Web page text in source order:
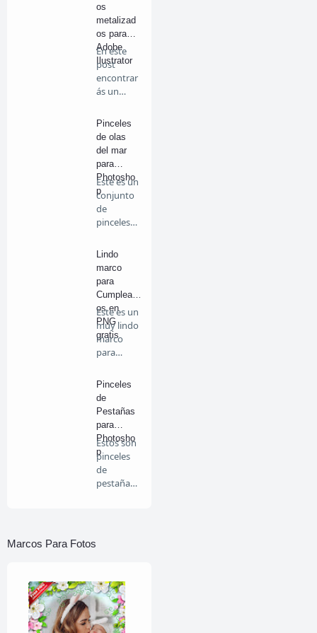
os
metalizad
os para
Adobe
Ilustrator
En este
post
encontrar
ás un
e re…
Pinceles
de olas
del mar
para
Photosho
p
Este es un
conjunto
de
pinceles
diferen…
Lindo
marco
para
Cumpleañ
os en
PNG
gratis
Este es un
muy lindo
marco
para
os en …
Pinceles
de
Pestañas
para
Photosho
p
Estos son
pinceles
de
pestañas
Marcos Para Fotos